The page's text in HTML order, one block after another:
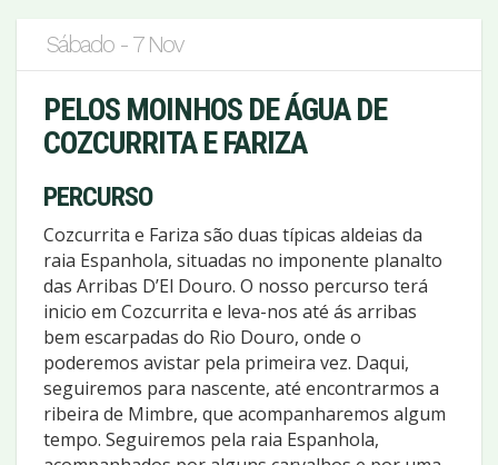
Sábado - 7 Nov
PELOS MOINHOS DE ÁGUA DE
COZCURRITA E FARIZA
PERCURSO
Cozcurrita e Fariza são duas típicas aldeias da
raia Espanhola, situadas no imponente planalto
das Arribas D’El Douro. O nosso percurso terá
inicio em Cozcurrita e leva-nos até ás arribas
bem escarpadas do Rio Douro, onde o
poderemos avistar pela primeira vez. Daqui,
seguiremos para nascente, até encontrarmos a
ribeira de Mimbre, que acompanharemos algum
tempo. Seguiremos pela raia Espanhola,